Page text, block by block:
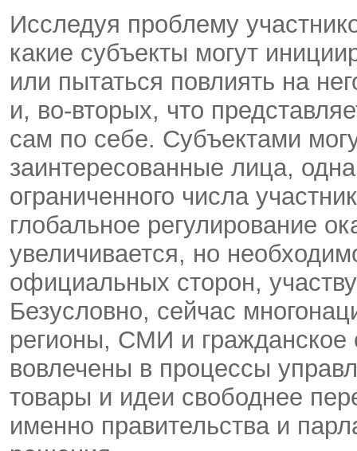
Исследуя проблему
какие субъекты могут
или пытаться повлиять на
и, во-вторых, что
сам по себе. Субъектами
заинтересованные лица,
ограниченного числа
глобальное регулирование
увеличивается, но
официальных сторон,
Безусловно, сейчас
регионы, СМИ и
вовлечены в процессы
товары и идеи свободнее
именно правительства и